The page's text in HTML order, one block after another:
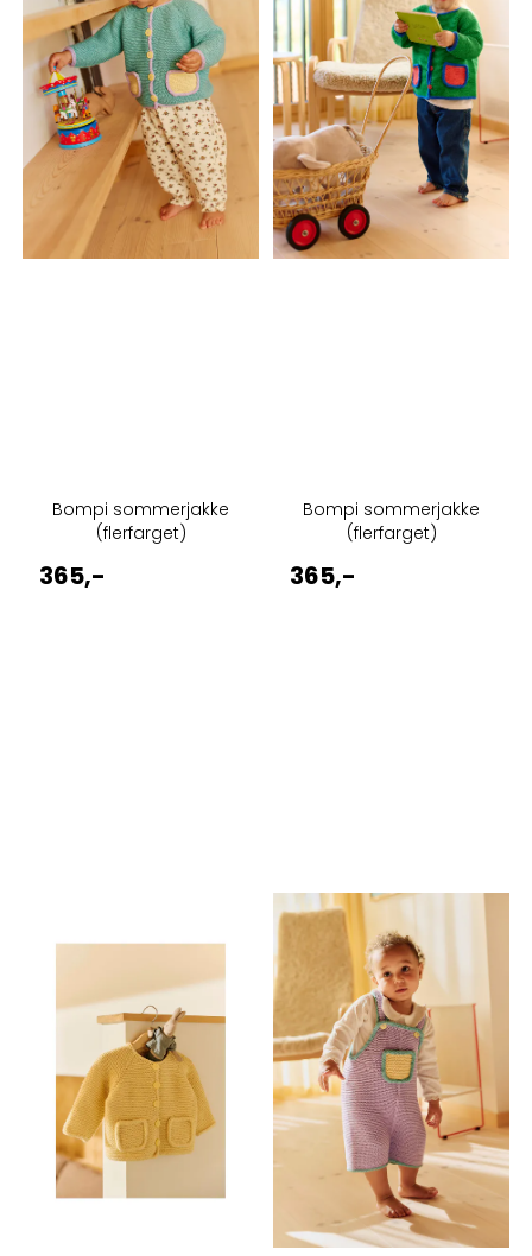
Bompi sommerjakke
(flerfarget)
365,-
Bompi sommerjakke
(flerfarget)
365,-